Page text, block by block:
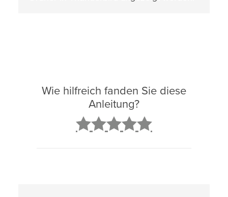
Wie hilfreich fanden Sie diese
Anleitung?